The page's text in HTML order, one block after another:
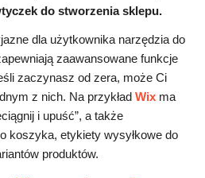
do stworzenia sklepu.
dla użytkownika narzędzia do
zaawansowane funkcje
zaczynasz od zera, może Ci
z nich. Na przykład Wix ma
i upuść”, a także
koszyka, etykiety wysyłkowe do
produktów.